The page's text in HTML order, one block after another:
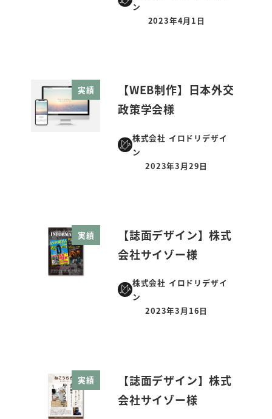
ン
投稿日
2023年4月1日
実績
【WEB制作】日本外交
政策学会様
株式会社 イロドリデザイ
ン
投稿日
2023年3月29日
実績
【誌面デザイン】株式
会社サイゾー様
株式会社 イロドリデザイ
ン
投稿日
2023年3月16日
実績
【誌面デザイン】株式
会社サイゾー様